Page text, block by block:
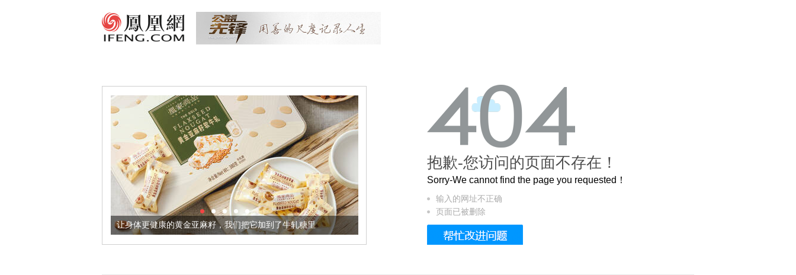
让身体更健康的黄金亚麻籽，我们把它加到了牛轧糖里 被列入佛家七宝的它到底有多美？
抱歉-您访问的页面不存在！
Sorry-We cannot find the page you requested！
输入的网址不正确
页面已被删除